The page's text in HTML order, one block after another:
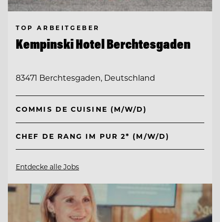
TOP ARBEITGEBER
Kempinski Hotel Berchtesgaden
83471 Berchtesgaden, Deutschland
COMMIS DE CUISINE (M/W/D)
CHEF DE RANG IM PUR 2* (M/W/D)
Entdecke alle Jobs